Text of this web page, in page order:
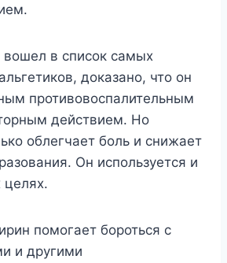
в список самых
доказано, что он
противовоспалительным
действием. Но
облегчает боль и снижает
Он используется и
целях.
помогает бороться с
и другими